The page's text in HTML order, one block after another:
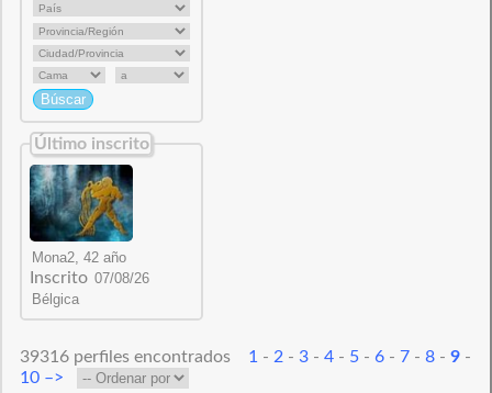
Último inscrito
Inscrito
39316 perfiles encontrados 1 - 2 - 3- 4- 5- 6- 7- 8- 9-
10–>